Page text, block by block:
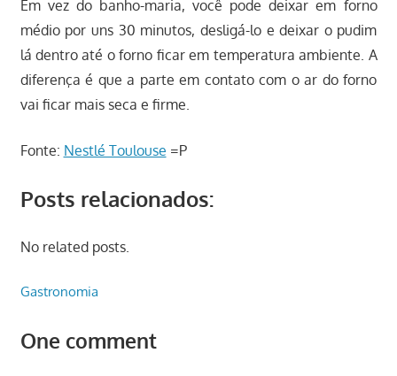
Em vez do banho-maria, você pode deixar em forno
médio por uns 30 minutos, desligá-lo e deixar o pudim
lá dentro até o forno ficar em temperatura ambiente. A
diferença é que a parte em contato com o ar do forno
vai ficar mais seca e firme.
Fonte: Nestlé Toulouse =P
Posts relacionados:
No related posts.
Gastronomia
One comment